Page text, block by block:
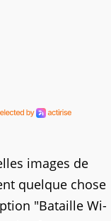
images de
quelque chose
"Bataille Wi-